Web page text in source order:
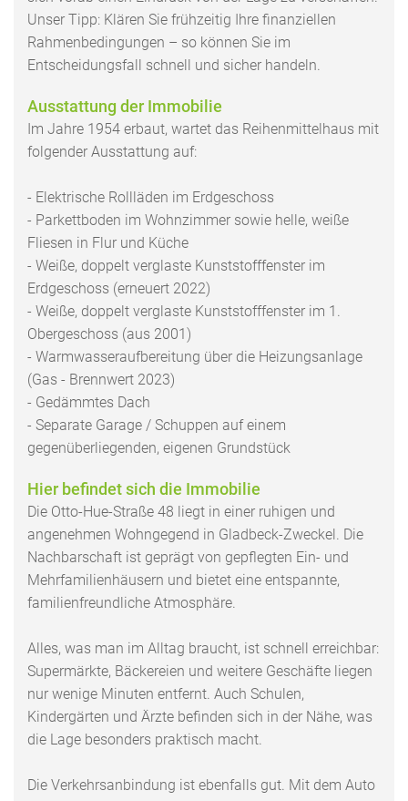
Unser Tipp: Klären Sie frühzeitig Ihre finanziellen
Rahmenbedingungen – so können Sie im
Entscheidungsfall schnell und sicher handeln.
Ausstattung der Immobilie
Im Jahre 1954 erbaut, wartet das Reihenmittelhaus mit
folgender Ausstattung auf:
- Elektrische Rollläden im Erdgeschoss
- Parkettboden im Wohnzimmer sowie helle, weiße
Fliesen in Flur und Küche
- Weiße, doppelt verglaste Kunststofffenster im
Erdgeschoss (erneuert 2022)
- Weiße, doppelt verglaste Kunststofffenster im 1.
Obergeschoss (aus 2001)
- Warmwasseraufbereitung über die Heizungsanlage
(Gas - Brennwert 2023)
- Gedämmtes Dach
- Separate Garage / Schuppen auf einem
gegenüberliegenden, eigenen Grundstück
Hier befindet sich die Immobilie
Die Otto-Hue-Straße 48 liegt in einer ruhigen und
angenehmen Wohngegend in Gladbeck-Zweckel. Die
Nachbarschaft ist geprägt von gepflegten Ein- und
Mehrfamilienhäusern und bietet eine entspannte,
familienfreundliche Atmosphäre.
Alles, was man im Alltag braucht, ist schnell erreichbar:
Supermärkte, Bäckereien und weitere Geschäfte liegen
nur wenige Minuten entfernt. Auch Schulen,
Kindergärten und Ärzte befinden sich in der Nähe, was
die Lage besonders praktisch macht.
Die Verkehrsanbindung ist ebenfalls gut. Mit dem Auto